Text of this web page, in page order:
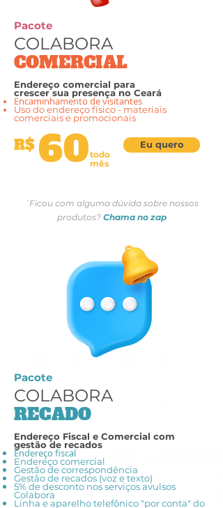
Pacote
COLABORA
COMERCIAL
Endereço comercial para
crescersua presença no Ceará
Encaminhamento de visitantes
Uso do endereço físico - materiais
comerciais e promocionais
R$ 60todo
mês
Eu quero
´Ficou com alguma dúvida sobre nossos
produtos? Chama no zap
Pacote
COLABORA
RECADO
Endereço Fiscal e Comercial com
gestão de recados
Endereço fiscal
Endereço comercial
Gestão de correspondência
Gestão de recados (voz e texto)
5% de desconto nos serviços avulsos
Colabora
Linha e aparelho telefônico "por conta" do